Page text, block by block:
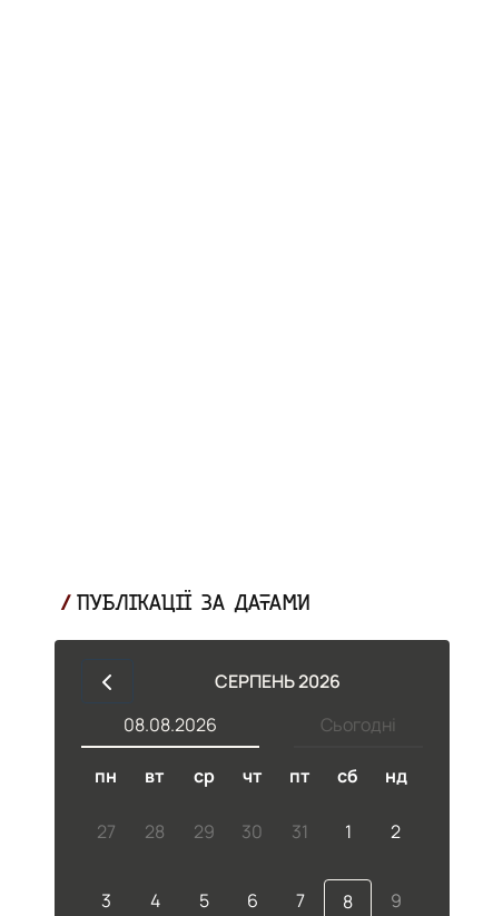
ПУБЛІКАЦІЇ ЗА ДАТАМИ
СЕРПЕНЬ 2026
Сьогодні
08.08.2026
пн вт ср чт пт сб нд
27 28 29 30 31 1 2
3 4 5 6 7 8 9